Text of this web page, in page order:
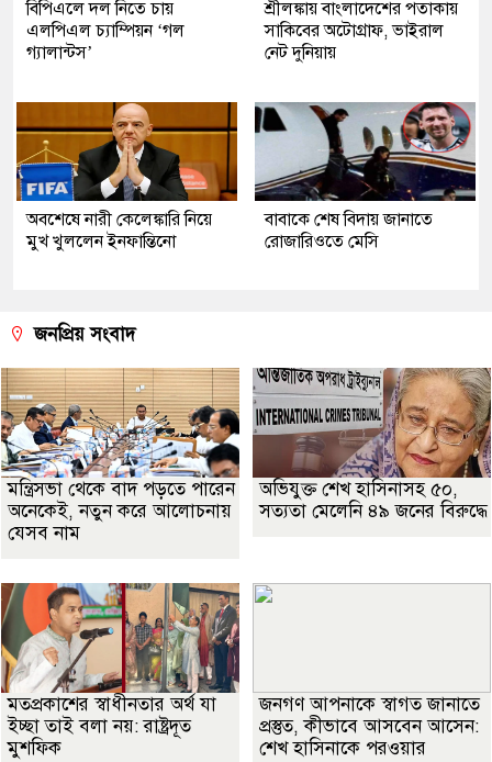
বিপিএলে দল নিতে চায়
এলপিএল চ্যাম্পিয়ন ‘গল
গ্যালান্টস’
শ্রীলঙ্কায় বাংলাদেশের পতাকায়
সাকিবের অটোগ্রাফ, ভাইরাল
নেট দুনিয়ায়
অবশেষে নারী কেলেঙ্কারি নিয়ে
মুখ খুললেন ইনফান্তিনো
বাবাকে শেষ বিদায় জানাতে
রোজারিওতে মেসি
জনপ্রিয় সংবাদ
মন্ত্রিসভা থেকে বাদ পড়তে পারেন
অনেকেই, নতুন করে আলোচনায়
যেসব নাম
অভিযুক্ত শেখ হাসিনাসহ ৫০,
সত্যতা মেলেনি ৪৯ জনের বিরুদ্ধে
মতপ্রকাশের স্বাধীনতার অর্থ যা
ইচ্ছা তাই বলা নয়: রাষ্ট্রদূত
মুশফিক
জনগণ আপনাকে স্বাগত জানাতে
প্রস্তুত, কীভাবে আসবেন আসেন:
শেখ হাসিনাকে পরওয়ার